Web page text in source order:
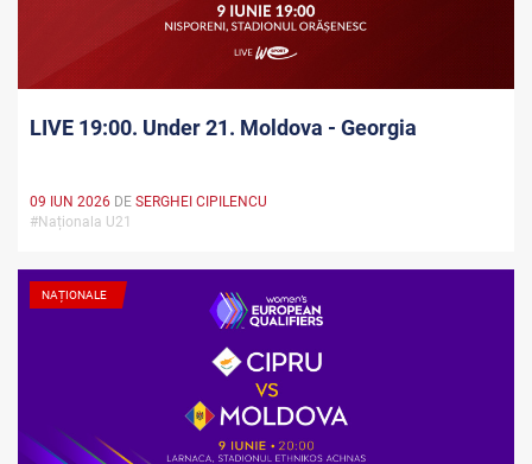
LIVE 19:00. Under 21. Moldova - Georgia
09 IUN 2026 DE SERGHEI CIPILENCU
#Naționala U21
NAȚIONALE